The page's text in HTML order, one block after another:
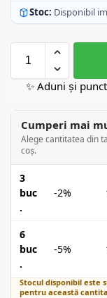
Stoc: Disponibil
✨ Aduni și
Cumperi mai
Alege cantitatea din
coș.
3
buc
.
-2%
6
buc
.
-5%
Stocul disponibil este
pentru această